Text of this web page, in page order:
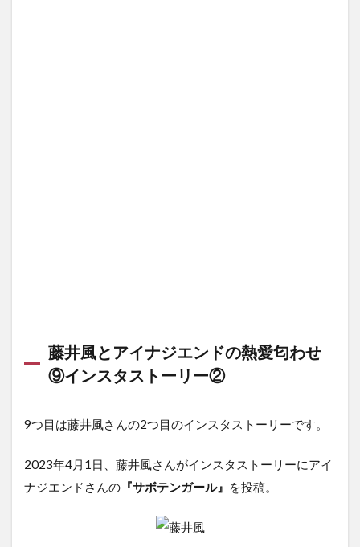
藤井風とアイナジエンドの熱愛匂わせ
⑨インスタストーリー②
9つ目は藤井風さんの2つ目のインスタストーリーです。
2023年4月1日、藤井風さんがインスタストーリーにアイ
ナジエンドさんの 『サボテンガール』 を投稿。